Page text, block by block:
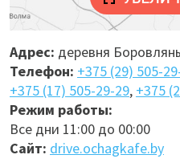
Адрес: деревня
Телефон: +375 (29) 505-
+375 (17) 505-29-29, +375
Режим работы:
Все дни 11:00 до 00:00
Сайт: drive.ochagkafe.by